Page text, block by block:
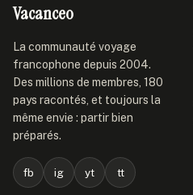
Vacanceo
La communauté voyage
francophone depuis 2004.
Des millions de membres, 180
pays racontés, et toujours la
même envie : partir bien
préparés.
fb ig yt tt